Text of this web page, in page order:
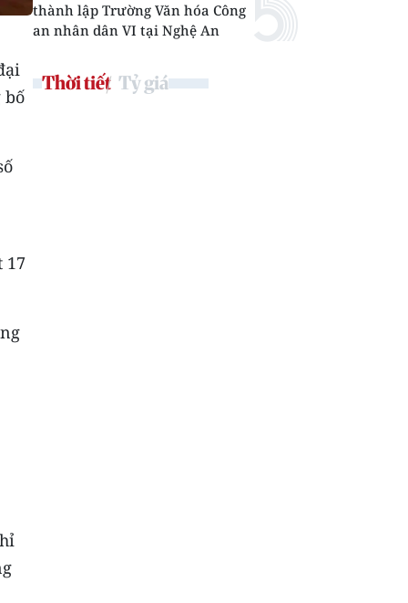
bố
17
thành lập Trường Văn hóa Công
an nhân dân VI tại Nghệ An
Thời tiết Tỷ giá